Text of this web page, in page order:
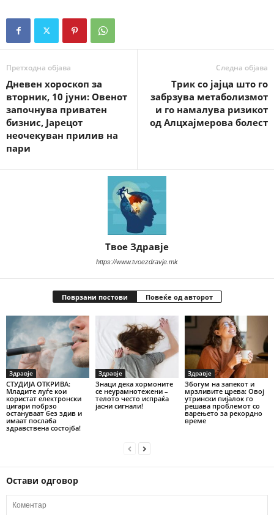
Претходна објава
Дневен хороскоп за
вторник, 10 јуни: Овенот
започнува приватен
бизнис, Јарецот
неочекуван прилив на
пари
Следна објава
Трик со јајца што го
забрзува метаболизмот
и го намалува ризикот
од Алцхајмерова болест
Твое Здравје
https://www.tvoezdravje.mk
Поврзани постови Повеќе од авторот
Здравје
СТУДИЈА ОТКРИВА:
Младите луѓе кои
користат електронски
цигари побрзо
остануваат без здив и
имаат послаба
здравствена состојба!
Здравје
Знаци дека хормоните
се неурамнотежени –
телото често испраќа
јасни сигнали!
Здравје
Збогум на запекот и
мрзливите црева: Овој
утрински пијалок го
решава проблемот со
варењето за рекордно
време
Остави одговор